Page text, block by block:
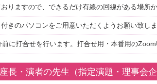
りますので、できるだけ有線の回線がある場所
きのパソコンをご用意いただくようお願い致しま
に打合せを行います。打合せ用・本番用の
長・演者の先生（指定演題・理事会